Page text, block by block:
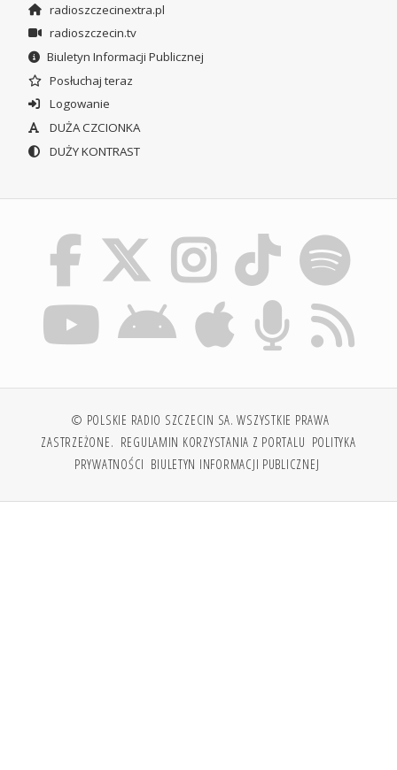
radioszczecinextra.pl
radioszczecin.tv
Biuletyn Informacji Publicznej
Posłuchaj teraz
Logowanie
DUŻA CZCIONKA
DUŻY KONTRAST
© POLSKIE RADIO SZCZECIN SA. WSZYSTKIE PRAWA
ZASTRZEŻONE. REGULAMIN KORZYSTANIA Z PORTALU POLITYKA
PRYWATNOŚCI BIULETYN INFORMACJI PUBLICZNEJ